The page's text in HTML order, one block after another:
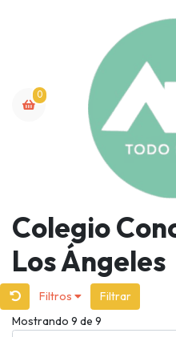
0
Colegio
Los Ángeles
Filtros
Filtrar
Mostrando 9 de 9